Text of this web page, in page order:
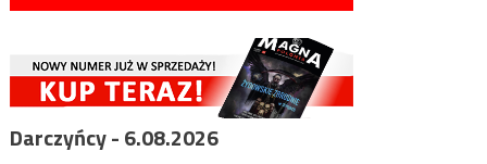
Darczyńcy - 6.08.2026